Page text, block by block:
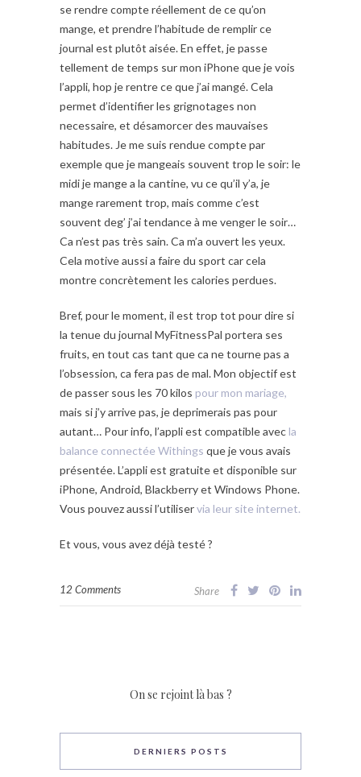
se rendre compte réellement de ce qu’on
mange, et prendre l’habitude de remplir ce
journal est plutôt aisée. En effet, je passe
tellement de temps sur mon iPhone que je vois
l’appli, hop je rentre ce que j’ai mangé. Cela
permet d’identifier les grignotages non
necessaire, et désamorcer des mauvaises
habitudes. Je me suis rendue compte par
exemple que je mangeais souvent trop le soir: le
midi je mange a la cantine, vu ce qu’il y’a, je
mange rarement trop, mais comme c’est
souvent deg’ j’ai tendance à me venger le soir…
Ca n’est pas très sain. Ca m’a ouvert les yeux.
Cela motive aussi a faire du sport car cela
montre concrètement les calories perdues.
Bref, pour le moment, il est trop tot pour dire si
la tenue du journal MyFitnessPal portera ses
fruits, en tout cas tant que ca ne tourne pas a
l’obsession, ca fera pas de mal. Mon objectif est
de passer sous les 70 kilos pour mon mariage,
mais si j’y arrive pas, je deprimerais pas pour
autant… Pour info, l’appli est compatible avec la
balance connectée Withings que je vous avais
présentée. L’appli est gratuite et disponible sur
iPhone, Android, Blackberry et Windows Phone.
Vous pouvez aussi l’utiliservia leur site internet.
Et vous, vous avez déjà testé ?
12 Comments Share
On se rejoint là bas ?
DERNIERS POSTS